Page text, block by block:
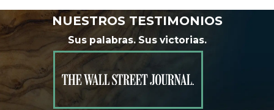
Washington es un estado depura negligencia
comparativa. Esto significa que, al presentar una
demanda, se atribuye a cada parte una parte de la culpa,
Por ejemplo, si está conduciendo por encima del límite
de velocidad y un automóvil cambia de carril sin verificar
NUESTROS TESTIMONIOS
Sus palabras. Sus victorias.